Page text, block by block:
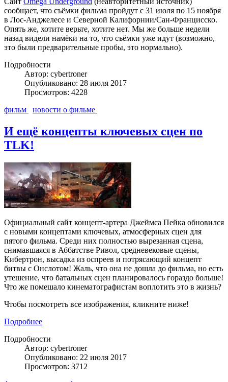
сообщает, что съёмки фильма пройдут с 31 июля по 15 ноября
в Лос-Анджелесе и Северной Калифорнии/Сан-Францисско.
Опять же, хотите верьте, хотите нет. Мы же больше недели
назад видели намёки на то, что съёмки уже идут (возможно,
это были предварительные пробы, это нормально).
Подробности
Автор: cybertroner
Опубликовано: 28 июля 2017
Просмотров: 4228
фильм
новости о фильме
И ещё концепты ключевых сцен по
TLK!
Официальный сайт концепт-артера Джеймса Пейка обновился
с новыми концептами ключевых, атмосферных сцен для
пятого фильма. Среди них полностью вырезанная сцена,
снимавшаяся в Аббатстве Ривол, средневековые сцены,
Кибертрон, высадка из оспреев и потрясающий концепт
битвы с Онслотом! Жаль, что она не дошла до фильма, но есть
утешение, что батальных сцен планировалось гораздо больше!
Что же помешало кинематографистам воплотить это в жизнь?
Чтобы посмотреть все изображения, кликните ниже!
Подробнее
Подробности
Автор: cybertroner
Опубликовано: 22 июля 2017
Просмотров: 3712